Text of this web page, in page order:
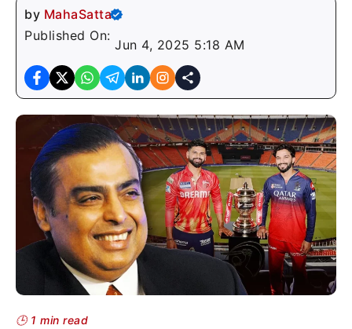
by MahaSatta
Published On:
Jun 4, 2025 5:18 AM
🕒 1 min read